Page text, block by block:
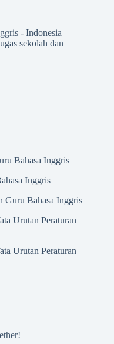
- Indonesia
sekolah dan
Bahasa Inggris
Inggris
Guru Bahasa Inggris
Urutan Peraturan
Urutan Peraturan